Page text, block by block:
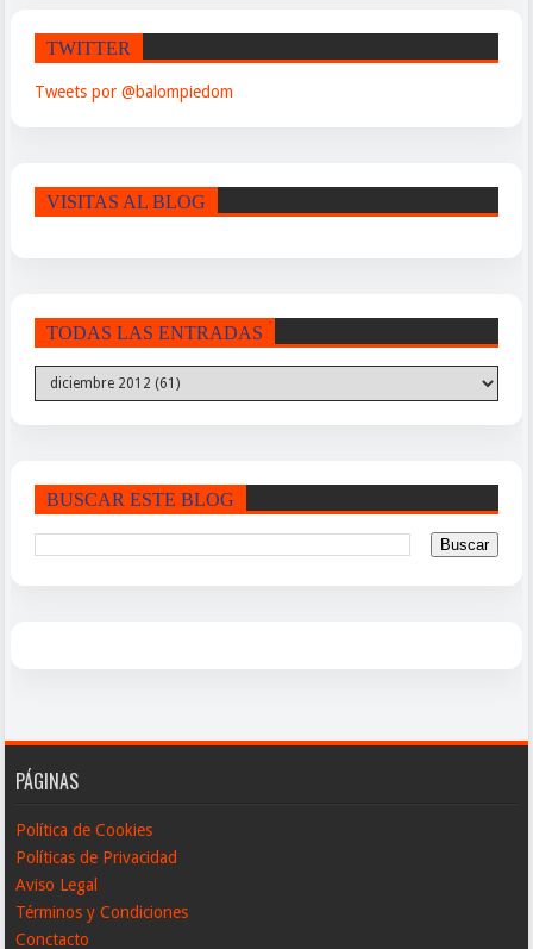
TWITTER
Tweets por @balompiedom
VISITAS AL BLOG
TODAS LAS ENTRADAS
BUSCAR ESTE BLOG
PÁGINAS
Política de Cookies
Políticas de Privacidad
Aviso Legal
Términos y Condiciones
Conctacto